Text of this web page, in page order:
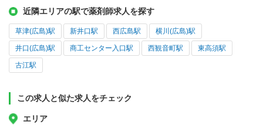
近隣エリアの駅で薬剤師求人を探す
草津(広島)駅 新井口駅 西広島駅 横川(広島)駅
井口(広島)駅 商工センター入口駅 西観音町駅 東高須駅
古江駅
この求人と似た求人をチェック
エリア